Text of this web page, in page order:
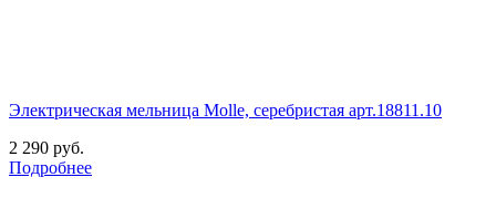
Электрическая мельница Molle, серебристая арт.18811.10
2 290 руб.
Подробнее